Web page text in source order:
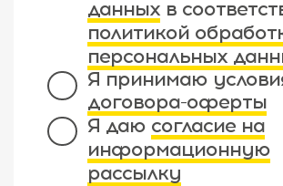
данныхв
политикой
персональных
Я принимаю
договора-оферты
Я даю согласие на
информационную
рассылку